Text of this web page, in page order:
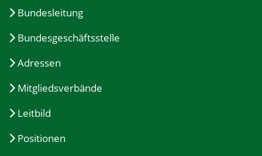
Bundesleitung
Bundesgeschäftsstelle
Adressen
Mitgliedsverbände
Leitbild
Positionen